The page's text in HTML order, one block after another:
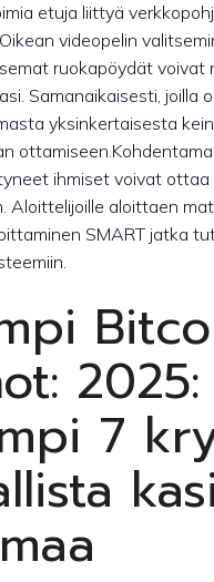
etuja liittyä
videopelin
ruokapöydät voivat
Samanaikaisesti, joilla
yksinkertaisesta
ihmiset voivat ottaa
Aloittelijoille aloittaen
SMART jatka
7